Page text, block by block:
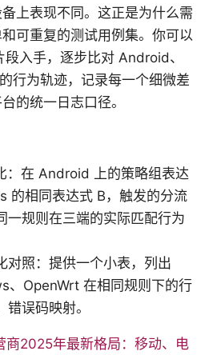
上表现不同。这正是为什么需
可重复的测试用例集。你可以
入手，逐步比对 Android、
行为轨迹，记录每一个细微差
的统一日志口径。
：在 Android 上的策略组表达
的相同表达式 B，触发的分流
一规则在三端的实际匹配行为
对照：提供一个小表，列出
OpenWrt 在相同规则下的行
误码映射。
商2025年最新格局：移动、电